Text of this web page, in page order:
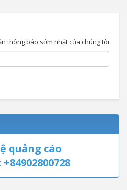
thông báo sớm nhất của chúng tôi
quảng cáo